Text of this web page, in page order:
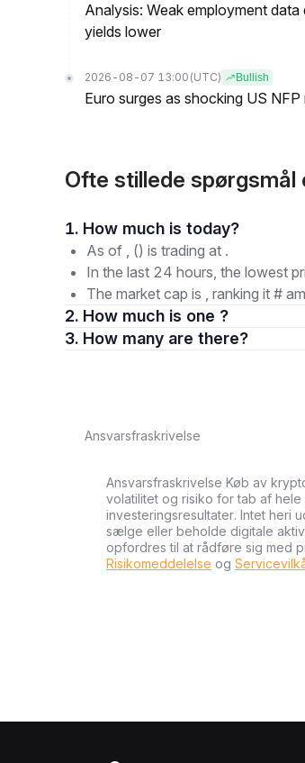
Analysis: Weak employment
yields lower
2026-08-07 13:00 (UTC) Bullish
Euro surges as shocking US
Ofte stillede spørgsmål
1. How much is today?
As of , () is trading at .
In the last 24 hours, the lowest
The market cap is , ranking it #
2. How much is one ?
3. How many are there?
Ansvarsfraskrivelse
Ansvarsfraskrivelse Køb av
volatilitet og risiko for tab af
investeringsresultater. Intet heri
sælge eller beholde digitale
opfordres til at rådføre sig med
Risikomeddelelse og